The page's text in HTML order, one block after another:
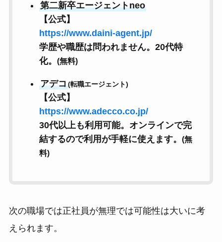
第二新卒エージェントneo
【公式】
https://www.daini-agent.jp/
学歴や職歴は問われません。20代特
化。 (無料)
アデコ(転職エージェント)
【公式】
https://www.adecco.co.jp/
30代以上も利用可能。オンラインで完
結するので利用が手軽に使えます。 (無
料)
次の職場では正社員が無理では可能性は大いに考
えられます。